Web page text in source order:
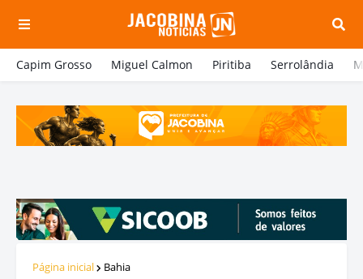
Capim Grosso Miguel Calmon Piritiba Serrolândia
Página inicial Bahia